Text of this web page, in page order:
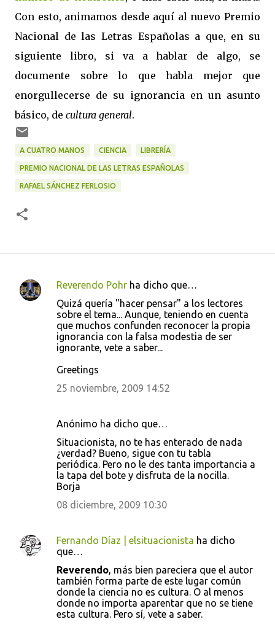
Con esto, animamos desde aquí al nuevo Premio
Nacional de las Letras Españolas a que, en su
siguiente libro, si va a hablar de algo, se
documente sobre lo que habla mejor que
enorgullecerse de su ignorancia en un asunto
básico, de cultura general.
A CUATRO MANOS CIENCIA LIBRERÍA
PREMIO NACIONAL DE LAS LETRAS ESPAÑOLAS
RAFAEL SÁNCHEZ FERLOSIO
C
Reverendo Pohr ha dicho que…
Quizá quería "hacer pensar" a los lectores
sobre el tema... Aunque, teniendo en cuenta
que muchos confunden reconocer la propia
ignorancia con la falsa modestia de ser
ignorante, vete a saber...
Greetings
25 noviembre, 2009 14:52
Anónimo ha dicho que…
Situacionista, no te has enterado de nada
¿verdad? Bueno, sigue con tu tabla
periódica. Pero no le des tanta importancia a
la tapa del bote y disfruta de la nocilla.
Borja
08 diciembre, 2009 10:30
Fernando Díaz | elsituacionista ha dicho
que…
Reverendo, más bien pareciera que el autor
también forma parte de este lugar común
donde la ciencia no es cultura. O al menos
donde no importa aparentar que no se tiene
esta cultura. Pero sí, vete a saber.